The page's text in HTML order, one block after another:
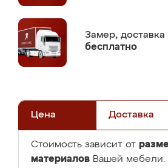
Замер,
бесплатно
Цена Доставка
Стоимость зависит от
материалов Вашей мебели.